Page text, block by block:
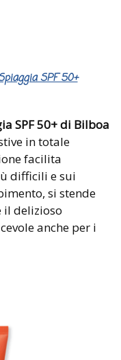
SPF 50+
SPF 50+ di Bilboa
in totale
facilita
difficili e sui
si stende
il delizioso
anche per i